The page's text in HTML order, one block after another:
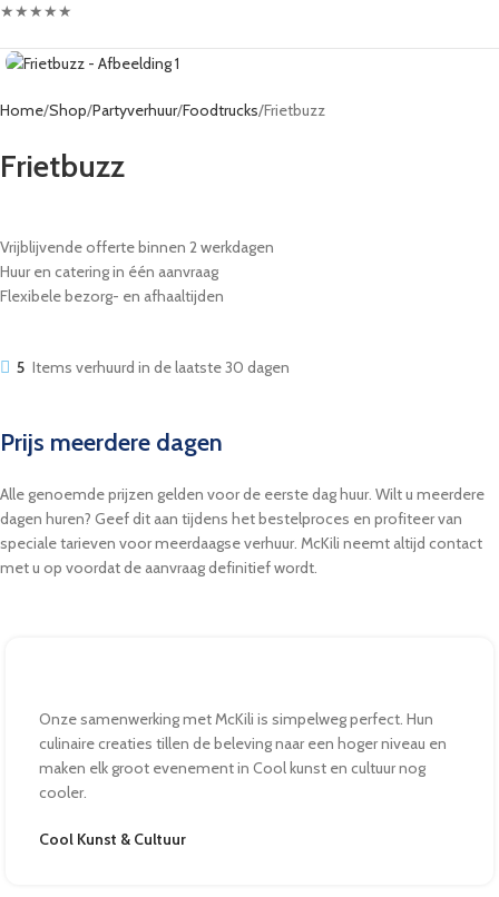
★★★★★
Home Shop Partyverhuur Foodtrucks Frietbuzz
Frietbuzz
Vrijblijvende offerte binnen 2 werkdagen
Huur en catering in één aanvraag
Flexibele bezorg- en afhaaltijden
5 Items verhuurd in de laatste 30 dagen
Prijs meerdere dagen
Alle genoemde prijzen gelden voor de eerste dag huur. Wilt u meerdere
dagen huren? Geef dit aan tijdens het bestelproces en profiteer van
speciale tarieven voor meerdaagse verhuur. McKili neemt altijd contact
met u op voordat de aanvraag definitief wordt.
Onze samenwerking met McKili is simpelweg perfect. Hun
culinaire creaties tillen de beleving naar een hoger niveau en
maken elk groot evenement in Cool kunst en cultuur nog
cooler.
Cool Kunst & Cultuur